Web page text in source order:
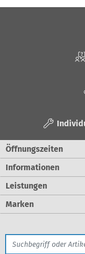
Öffnungszeiten
Informationen
Leistungen
Marken